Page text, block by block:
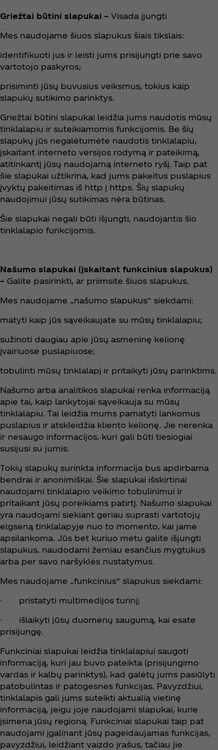
Griežtai būtini slapukai – Visada įjungti
Mes naudojame šiuos slapukus šiais tikslais:
identifikuoti jus ir leisti jums prisijungti prie savo
vartotojo paskyros;
prisiminti jūsų buvusius veiksmus, tokius kaip
slapukų sutikimo parinktys.
Griežtai būtini slapukai leidžia jums naudotis mūsų
tinklalapiu ir suteikiamomis funkcijomis. Be šių
slapukų jūs negalėtumėte naudotis tinklalapiu,
įskaitant interneto versijos rodymą ir pateikimą,
atitinkantį jūsų naudojamą interneto ryšį. Taip pat
šie slapukai užtikrina, kad jums pakeitus puslapius
įvyktų pakeitimas iš http į https. Šių slapukų
naudojimui jūsų sutikimas nėra būtinas.
Šie slapukai negali būti išjungti, naudojantis šio
tinklalapio funkcijomis.
Našumo slapukai (įskaitant funkcinius slapukus)
– Galite pasirinkti, ar priimsite šiuos slapukus.
Mes naudojame „našumo slapukus“ siekdami:
matyti kaip jūs sąveikaujate su mūsų tinklalapiu;
sužinoti daugiau apie jūsų asmeninę kelionę
įvairiuose puslapiuose;
tobulinti mūsų tinklalapį ir pritaikyti jūsų parinktims.
Našumo arba analitikos slapukai renka informaciją
apie tai, kaip lankytojai sąveikauja su mūsų
tinklalapiu. Tai leidžia mums pamatyti lankomus
puslapius ir atskleidžia kliento kelionę. Jie nerenka
ir nesaugo informacijos, kuri gali būti tiesiogiai
susijusi su jumis.
Tokių slapukų surinkta informacija bus apdirbama
bendrai ir anonimiškai. Šie slapukai išskirtinai
naudojami tinklalapio veikimo tobulinimui ir
pritaikant jūsų poreikiams patirtį. Našumo slapukai
yra naudojami siekiant geriau suprasti vartotojų
elgseną tinklalapyje nuo to momento, kai jame
apsilankoma. Jūs bet kuriuo metu galite išjungti
slapukus, naudodami žemiau esančius mygtukus
arba per savo naršyklės nustatymus.
Mes naudojame „funkcinius“ slapukus siekdami:
· pristatyti multimedijos turinį;
· išlaikyti jūsų duomenų saugumą, kai esate
prisijungę.
Funkciniai slapukai leidžia tinklalapiui saugoti
informaciją, kuri jau buvo pateikta (prisijungimo
vardas ir kalbų parinktys), kad galėtų jums pasiūlyti
patobulintas ir patogesnes funkcijas. Pavyzdžiui,
tinklalapis gali jums suteikti aktualią vietinę
informaciją, jeigu joje naudojami slapukai, kurie
įsimena jūsų regioną. Funkciniai slapukai taip pat
naudojami įgalinant jūsų pageidaujamas funkcijas,
pavyzdžiui, leidžiant vaizdo įrašus, tačiau jie